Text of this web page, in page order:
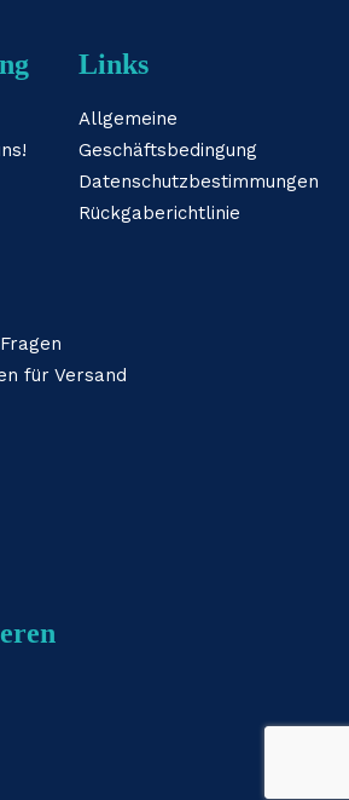
Links
Allgemeine
Geschäftsbedingung
Datenschutzbestimmungen
Rückgaberichtlinie
für Versand